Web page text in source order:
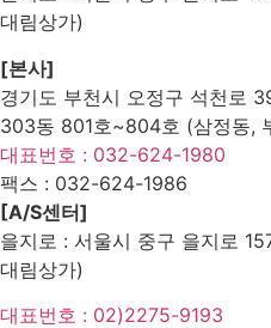
대림상가)
[본사]
경기도 부천시 오정구 석천로
303동 801호~804호 (삼정동,
대표번호 : 032-624-1980
팩스 : 032-624-1986
[A/S센터]
을지로 : 서울시 중구 을지로
대림상가)
대표번호 : 02)2275-9193